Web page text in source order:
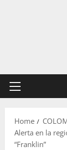
Primary
Home
Alerta en la
“Franklin”